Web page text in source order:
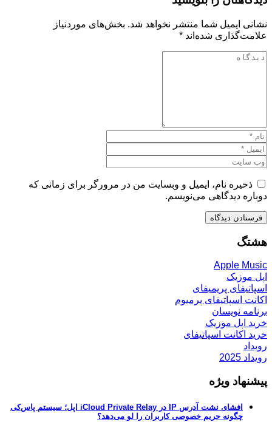
نشانی ایمیل شما منتشر نخواهد شد. بخش‌های موردنیاز
علامت‌گذاری شده‌اند *
ذخیره نام، ایمیل و وبسایت من در مرورگر برای زمانی که
دوباره دیدگاهی می‌نویسم.
هشتگ
Apple Music
اپل موزیک
اسپاتیفای پریمیفای
اکانت اسپاتیفای پرمیوم
برنامه نویسان
خرید اپل موزیک
خرید اکانت اسپاتیفای
رویداد
رویداد 2025
پیشنهاد ویژه
افشای نشت آدرس IP در iCloud Private Relay اپل؛ سیستم پاس‌کی
چگونه حریم خصوصی کاربران را لو می‌دهد؟